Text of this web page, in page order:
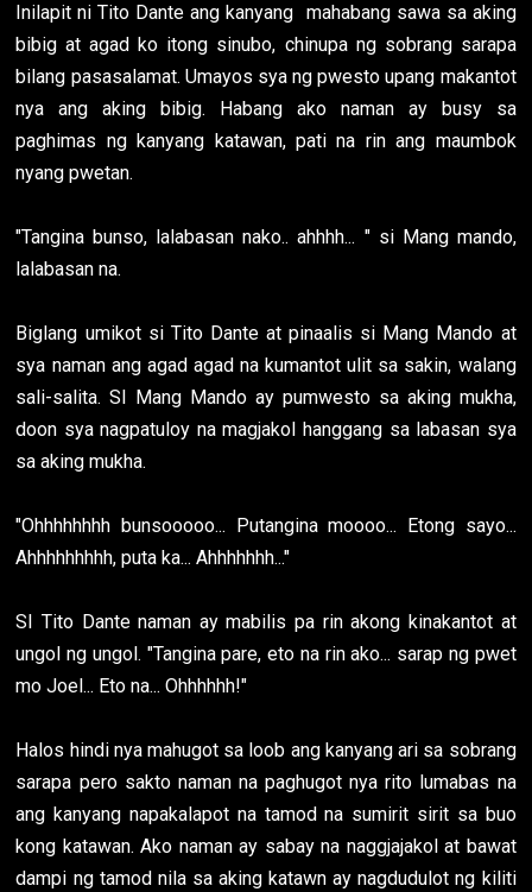
Inilapit ni Tito Dante ang kanyang mahabang sawa sa aking
bibig at agad ko itong sinubo, chinupa ng sobrang sarapa
bilang pasasalamat. Umayos sya ng pwesto upang makantot
nya ang aking bibig. Habang ako naman ay busy sa
paghimas ng kanyang katawan, pati na rin ang maumbok
nyang pwetan.
"Tangina bunso, lalabasan nako.. ahhhh... " si Mang mando,
lalabasan na.
Biglang umikot si Tito Dante at pinaalis si Mang Mando at
sya naman ang agad agad na kumantot ulit sa sakin, walang
sali-salita. SI Mang Mando ay pumwesto sa aking mukha,
doon sya nagpatuloy na magjakol hanggang sa labasan sya
sa aking mukha.
"Ohhhhhhhh bunsooooo... Putangina moooo... Etong sayo...
Ahhhhhhhhh, puta ka... Ahhhhhhh..."
SI Tito Dante naman ay mabilis pa rin akong kinakantot at
ungol ng ungol. "Tangina pare, eto na rin ako... sarap ng pwet
mo Joel... Eto na... Ohhhhhh!"
Halos hindi nya mahugot sa loob ang kanyang ari sa sobrang
sarapa pero sakto naman na paghugot nya rito lumabas na
ang kanyang napakalapot na tamod na sumirit sirit sa buo
kong katawan. Ako naman ay sabay na naggjajakol at bawat
dampi ng tamod nila sa aking katawn ay nagdudulot ng kiliti